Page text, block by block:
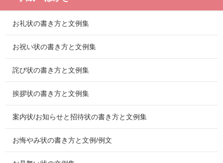
お礼状の書き方と文例集
お祝い状の書き方と文例集
詫び状の書き方と文例集
挨拶状の書き方と文例集
案内状/お知らせと招待状の書き方と文例集
お悔やみ状の書き方と文例/例文